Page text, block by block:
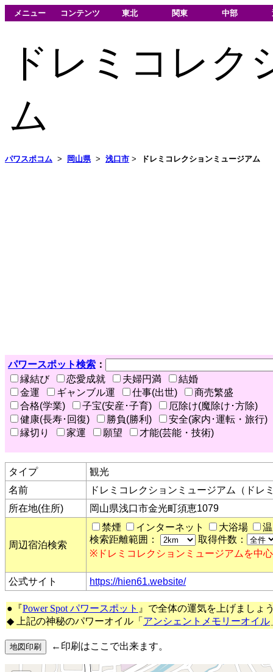
メニュー コンテンツ 東北 関東 中部
ドレミコレク
ム
パワスポコム > 岡山県> 浅口市 > ドレミコレクションミュージアム
パワースポット検索 ：
縁結び
恋愛成就 夫婦円満
結婚
金運
ギャンブル運 仕事(出世)
商売繁盛
合格(学業)
子宝(安産･子育)
厄除け(魔除け･方除)
健康(長寿･回復)
勝負(勝利)
安全(家内･運転・旅行)
縁切り
家運 願望 才能(芸能・技術)
タイプ
観光
名前
ドレミコレクションミュージアム（ドレ
所在地(住所)
岡山県浅口市金光町須恵1079
周辺宿泊検索
禁煙 インターネット 大浴場
検索距離範囲：
取得件数：
※ドレミコレクションミュージアムを中
公式サイト https://hien61.website/
●『Power Spot パワースポット 』で全体の運気を上げましょ
◆ 上記の神秘のパワーオイル「 アンシェントメモリーオイル
←印刷はここで出来ます。